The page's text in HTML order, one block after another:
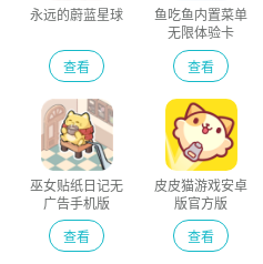
永远的蔚蓝星球
查看
鱼吃鱼内置菜单
无限体验卡
查看
巫女贴纸日记无
广告手机版
查看
皮皮猫游戏安卓
版官方版
查看